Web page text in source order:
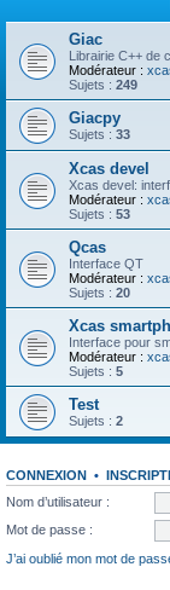
Giac
Librairie C++ de
Modérateur :
Sujets : 249
Giacpy
Sujets : 33
Xcas devel
Xcas devel:
Modérateur :
Sujets : 53
Qcas
Interface QT
Modérateur :
Sujets : 20
Xcas
Interface pour
Modérateur :
Sujets : 5
Test
Sujets : 2
CONNEXION •
Nom d’utilisateur :
Mot de passe :
J’ai oublié mon mot de